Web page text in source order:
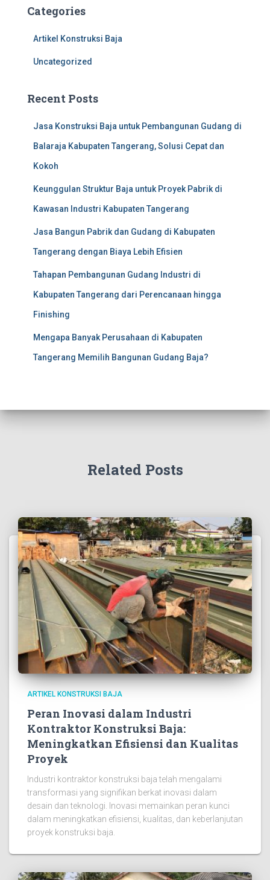
h
Categories
Artikel Konstruksi Baja
Uncategorized
Recent Posts
Jasa Konstruksi Baja untuk Pembangunan Gudang di
Balaraja Kabupaten Tangerang, Solusi Cepat dan
Kokoh
Keunggulan Struktur Baja untuk Proyek Pabrik di
Kawasan Industri Kabupaten Tangerang
Jasa Bangun Pabrik dan Gudang di Kabupaten
Tangerang dengan Biaya Lebih Efisien
Tahapan Pembangunan Gudang Industri di
Kabupaten Tangerang dari Perencanaan hingga
Finishing
Mengapa Banyak Perusahaan di Kabupaten
Tangerang Memilih Bangunan Gudang Baja?
Related Posts
ARTIKEL KONSTRUKSI BAJA
Peran Inovasi dalam Industri
Kontraktor Konstruksi Baja:
Meningkatkan Efisiensi dan Kualitas
Proyek
Industri kontraktor konstruksi baja telah mengalami
transformasi yang signifikan berkat inovasi dalam
desain dan teknologi. Inovasi memainkan peran kunci
dalam meningkatkan efisiensi, kualitas, dan keberlanjutan
proyek konstruksi baja.